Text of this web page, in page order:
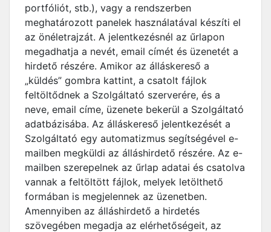
portfóliót, stb.), vagy a rendszerben
meghatározott panelek használatával készíti el
az önéletrajzát. A jelentkezésnél az űrlapon
megadhatja a nevét, email címét és üzenetét a
hirdető részére. Amikor az álláskereső a
„küldés” gombra kattint, a csatolt fájlok
feltöltődnek a Szolgáltató szerverére, és a
neve, email címe, üzenete bekerül a Szolgáltató
adatbázisába. Az álláskereső jelentkezését a
Szolgáltató egy automatizmus segítségével e-
mailben megküldi az álláshirdető részére. Az e-
mailben szerepelnek az űrlap adatai és csatolva
vannak a feltöltött fájlok, melyek letölthető
formában is megjelennek az üzenetben.
Amennyiben az álláshirdető a hirdetés
szövegében megadja az elérhetőségeit, az